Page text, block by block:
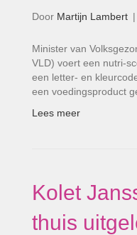
Door Martijn Lambert |
Minister van
VLD) voert een nutri-
een letter- en
een voedingsproduct
Lees meer
Kolet
thuis